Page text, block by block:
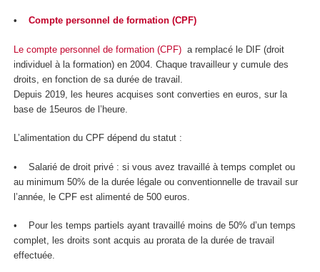
• Compte personnel de formation (CPF)
Le compte personnel de formation (CPF) a remplacé le DIF (droit
individuel à la formation) en 2004. Chaque travailleur y cumule des
droits, en fonction de sa durée de travail.
Depuis 2019, les heures acquises sont converties en euros, sur la
base de 15euros de l’heure.
L’alimentation du CPF dépend du statut :
• Salarié de droit privé : si vous avez travaillé à temps complet ou
au minimum 50% de la durée légale ou conventionnelle de travail sur
l’année, le CPF est alimenté de 500 euros.
• Pour les temps partiels ayant travaillé moins de 50% d’un temps
complet, les droits sont acquis au prorata de la durée de travail
effectuée.